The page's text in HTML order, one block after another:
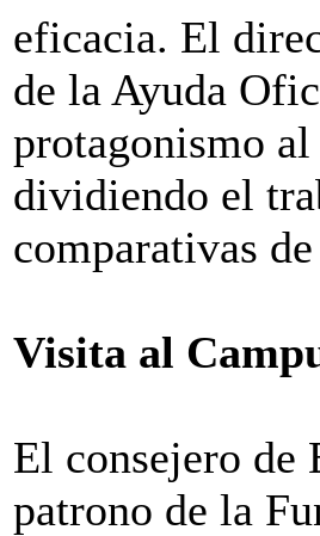
eficacia. El
de la Ayuda
protagonismo
dividiendo el
comparativas
Visita al
El consejero de
patrono de la